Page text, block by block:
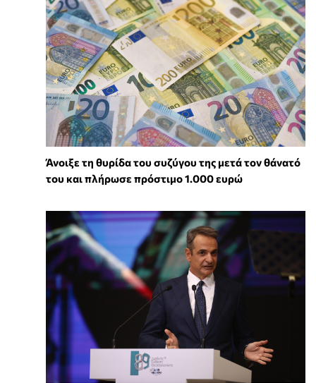
Άνοιξε τη θυρίδα του συζύγου της μετά τον θάνατό
του και πλήρωσε πρόστιμο 1.000 ευρώ